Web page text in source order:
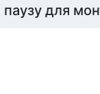
для